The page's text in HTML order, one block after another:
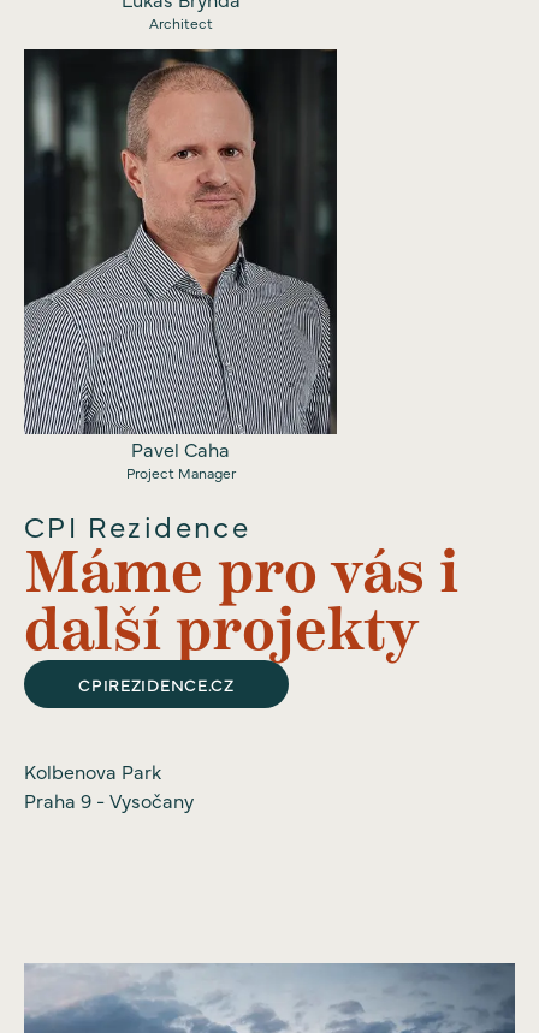
Architect
Pavel Caha
Project Manager
CPI Rezidence
Máme pro vás i
další projekty
CPIREZIDENCE.CZ
Kolbenova Park
Praha 9 - Vysočany